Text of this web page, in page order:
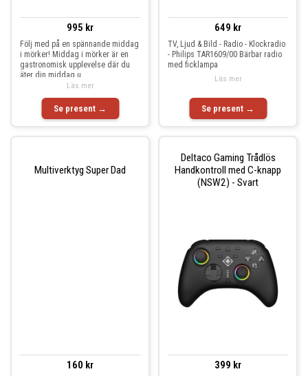
995 kr
Följ med på en spännande middag
i mörker! Middag i mörker är en
gastronomisk upplevelse där du
äter din middag u
Se present →
Läs mer
649 kr
TV, Ljud & Bild - Radio - Klockradio
- Philips TAR1609/00 Bärbar radio
med ficklampa
Se present →
Läs mer
Multiverktyg Super Dad
160 kr
Deltaco Gaming Trådlös
Handkontroll med C-knapp
(NSW2) - Svart
399 kr